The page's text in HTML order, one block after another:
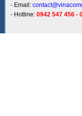
- Email:
- Hotline: 0942 547 456 -